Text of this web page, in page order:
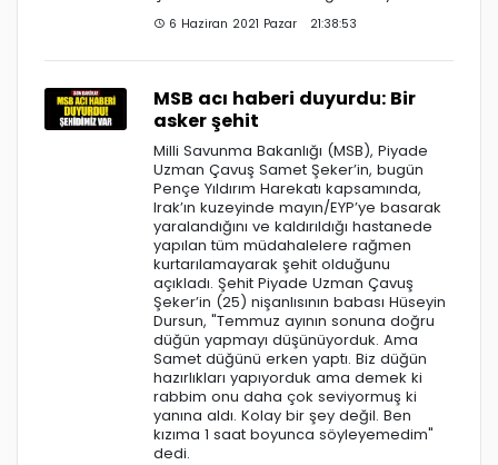
6 Haziran 2021 Pazar 21:38:53
MSB acı haberi duyurdu: Bir
asker şehit
Milli Savunma Bakanlığı (MSB), Piyade
Uzman Çavuş Samet Şeker’in, bugün
Pençe Yıldırım Harekatı kapsamında,
Irak’ın kuzeyinde mayın/EYP’ye basarak
yaralandığını ve kaldırıldığı hastanede
yapılan tüm müdahalelere rağmen
kurtarılamayarak şehit olduğunu
açıkladı. Şehit Piyade Uzman Çavuş
Şeker’in (25) nişanlısının babası Hüseyin
Dursun, "Temmuz ayının sonuna doğru
düğün yapmayı düşünüyorduk. Ama
Samet düğünü erken yaptı. Biz düğün
hazırlıkları yapıyorduk ama demek ki
rabbim onu daha çok seviyormuş ki
yanına aldı. Kolay bir şey değil. Ben
kızıma 1 saat boyunca söyleyemedim"
dedi.